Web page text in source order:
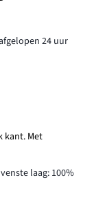
24 uur
kant. Met
laag: 100%